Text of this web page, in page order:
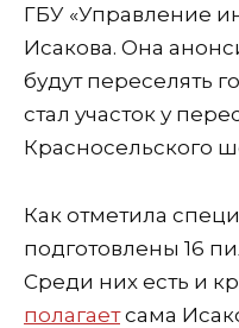
ГБУ «Управление
Исакова. Она
будут переселять
стал участок у
Красносельского
Как отметила
подготовлены 16
Среди них есть и
полагаетсама